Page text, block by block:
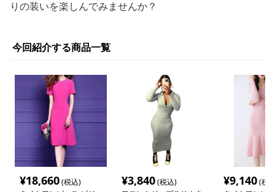
りの装いを楽しんでみませんか？
今回紹介する商品一覧
¥18,660(税込)
¥3,840(税込)
¥9,140(税